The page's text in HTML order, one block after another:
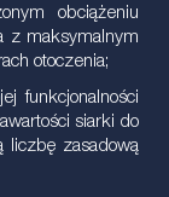
obciążeniu
z maksymalnym
otoczenia;
funkcjonalności
siarki do
liczbę zasadową